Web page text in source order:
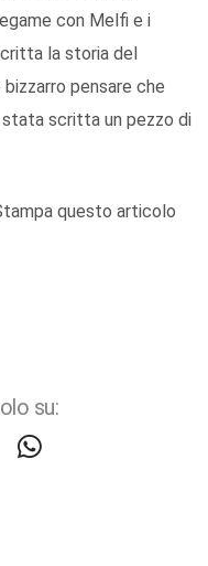
con Melfi e i
la storia del
pensare che
scritta un pezzo di
questo articolo
su: